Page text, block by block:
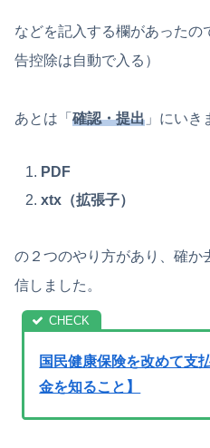
などを記入する欄があったの
告控除は自動で入る）
あとは「 確認・提出 」にいき
PDF
xtx（拡張子）
の２つのやり方があり、確か
信しました。
国民健康保険を改めて支
金を知ること】